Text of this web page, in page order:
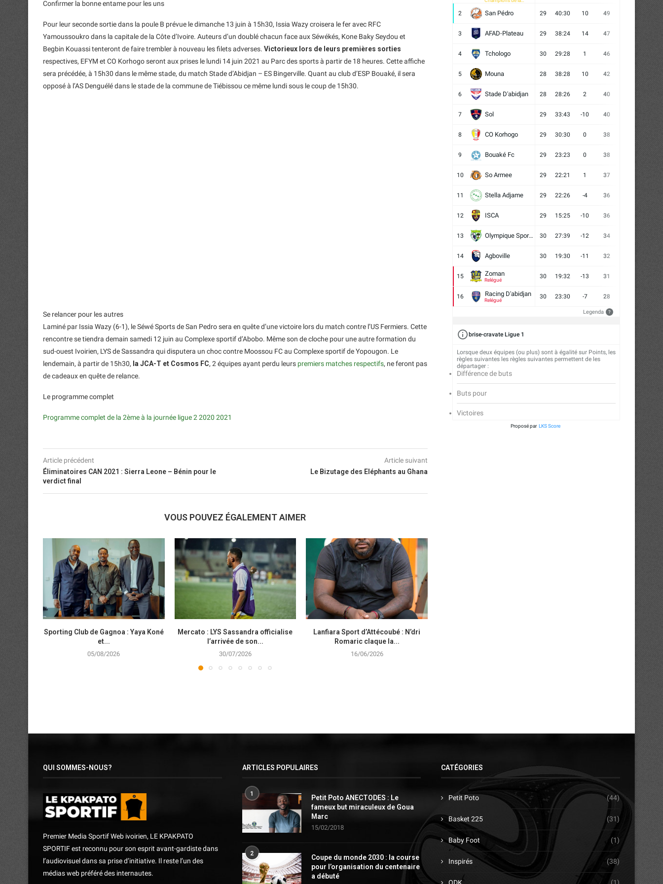
Confirmer la bonne entame pour les uns
Pour leur seconde sortie dans la poule B prévue le dimanche 13 juin à 15h30, Issia Wazy croisera le fer avec RFC
Yamoussoukro dans la capitale de la Côte d’Ivoire. Auteurs d’un doublé chacun face aux Séwékés, Kone Baky Seydou et
Begbin Kouassi tenteront de faire trembler à nouveau les filets adverses. Victorieux lors de leurs premières sorties
respectives, EFYM et CO Korhogo seront aux prises le lundi 14 juin 2021 au Parc des sports à partir de 18 heures. Cette affiche
sera précédée, à 15h30 dans le même stade, du match Stade d’Abidjan – ES Bingerville. Quant au club d’ESP Bouaké, il sera
opposé à l’AS Denguélé dans le stade de la commune de Tiébissou ce même lundi sous le coup de 15h30.
Se relancer pour les autres
Laminé par Issia Wazy (6-1), le Séwé Sports de San Pedro sera en quête d’une victoire lors du match contre l’US Fermiers. Cette
rencontre se tiendra demain samedi 12 juin au Complexe sportif d’Abobo. Même son de cloche pour une autre formation du
sud-ouest Ivoirien, LYS de Sassandra qui disputera un choc contre Moossou FC au Complexe sportif de Yopougon. Le
lendemain, à partir de 15h30, la JCA-T et Cosmos FC, 2 équipes ayant perdu leurs premiers matches respectifs, ne feront pas
de cadeaux en quête de relance.
Le programme complet
Programme complet de la 2ème à la journée ligue 2 2020 2021
Article précédent
Éliminatoires CAN 2021 : Sierra Leone – Bénin pour le
verdict final
Article suivant
Le Bizutage des Eléphants au Ghana
VOUS POUVEZ ÉGALEMENT AIMER
Sporting Club de Gagnoa : Yaya Koné
et...
05/08/2026
Mercato : LYS Sassandra officialise
l’arrivée de son...
30/07/2026
Lanfiara Sport d’Attécoubé : N’dri
Romaric claque la...
16/06/2026
2 San Pédro 29 40:30 10 49
3 AFAD-Plateau 29 38:24 14 47
4 Tchologo 30 29:28 1 46
5 Mouna 28 38:28 10 42
6 Stade D'abidjan 28 28:26 2 40
7 Sol 29 33:43 -10 40
8 CO Korhogo 29 30:30 0 38
9 Bouaké Fc 29 23:23 0 38
10 So Armee 29 22:21 1 37
11 Stella Adjame 29 22:26 -4 36
12 ISCA 29 15:25 -10 36
13 Olympique Sport d'Abobo FC 30 27:39 -12 34
14 Agboville 30 19:30 -11 32
15 Zoman
Relégué
30 19:32 -13 31
16 Racing D'abidjan
Relégué
30 23:30 -7 28
Legenda ?
brise-cravate Ligue 1
Lorsque deux équipes (ou plus) sont à égalité sur Points, les
règles suivantes les règles suivantes permettent de les
départager :
Différence de buts
Buts pour
Victoires
Proposé par LKS Score
QUI SOMMES-NOUS?
Premier Media Sportif Web ivoirien, LE KPAKPATO
SPORTIF est reconnu pour son esprit avant-gardiste dans
l’audiovisuel dans sa prise d’initiative. Il reste l’un des
médias web préféré des internautes.
ARTICLES POPULAIRES
1
Petit Poto ANECTODES : Le
fameux but miraculeux de Goua
Marc
15/02/2018
2
Coupe du monde 2030 : la course
pour l’organisation du centenaire
a débuté
CATÉGORIES
Petit Poto (44)
Basket 225 (31)
Baby Foot (1)
Inspirés (38)